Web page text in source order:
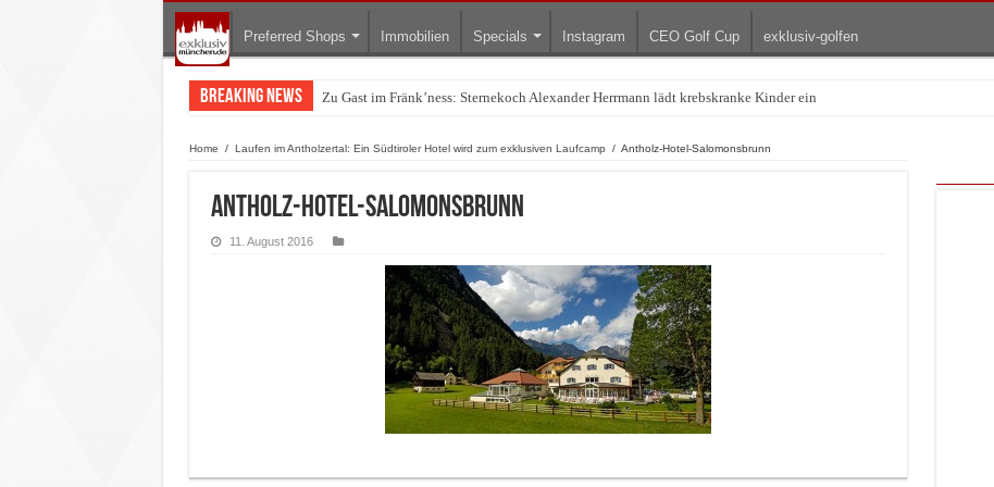
Preferred Shops Immobilien Specials Instagram CEO Golf Cup exklusiv-golfen
Breaking News Zu Gast im Fränk’ness: Sternekoch Alexander Herrmann lädt krebskranke Kinder ein
Warum München gerade zum Treffpunkt der Lingerie-Branche wurde
Home / Laufen im Antholzertal: Ein Südtiroler Hotel wird zum exklusiven Laufcamp / Antholz-Hotel-Salomonsbrunn
Antholz-Hotel-Salomonsbrunn
11. August 2016